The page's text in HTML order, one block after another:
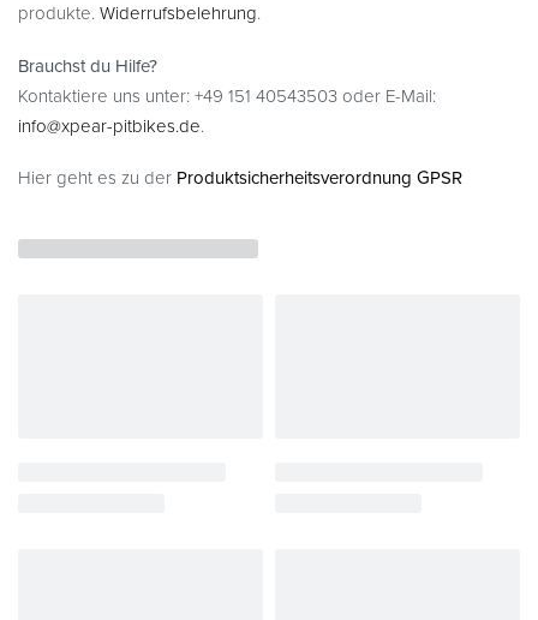
produkte. Widerrufsbelehrung.
Brauchst du Hilfe?
Kontaktiere uns unter: +49 151 40543503 oder E-Mail:
info@xpear-pitbikes.de.
Hier geht es zu der Produktsicherheitsverordnung GPSR